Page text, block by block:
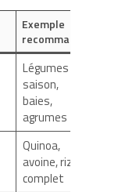
Exemple
recommandé
Légumes de
saison,
baies,
agrumes
Quinoa,
avoine, riz
complet